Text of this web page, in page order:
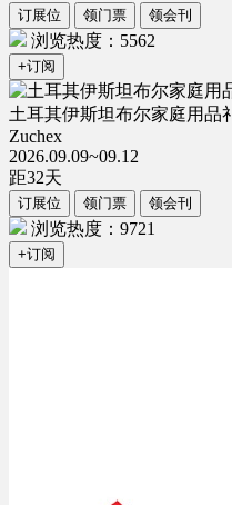
订展位 领门票 领会刊
浏览热度：5562
+订阅
土耳其伊斯坦布尔家庭用品
Zuchex
2026.09.09~09.12
距32天
订展位 领门票 领会刊
浏览热度：9721
+订阅